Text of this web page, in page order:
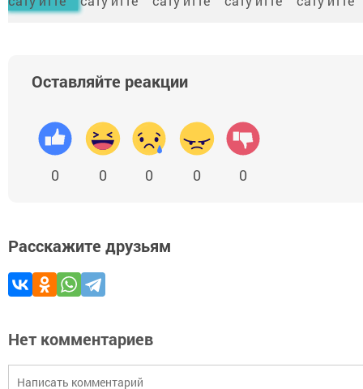
Оставляйте реакции
0 0 0 0 0
Расскажите друзьям
Нет комментариев